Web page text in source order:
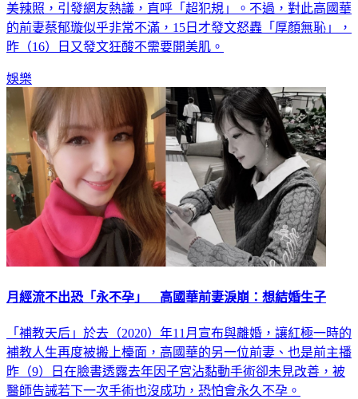
美辣照，引發網友熱議，直呼「超犯規」。不過，對此高國華
的前妻蔡郁璇似乎非常不滿，15日才發文怒轟「厚顏無恥」，
昨（16）日又發文狂酸不需要開美肌。
娛樂
月經流不出恐「永不孕」 高國華前妻淚崩：想結婚生子
「補教天后」於去（2020）年11月宣布與離婚，讓紅極一時的
補教人生再度被搬上檯面，高國華的另一位前妻、也是前主播
昨（9）日在臉書透露去年因子宮沾黏動手術卻未見改善，被
醫師告誡若下一次手術也沒成功，恐怕會永久不孕。